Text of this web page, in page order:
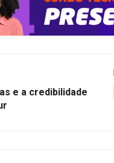
e a credibilidade